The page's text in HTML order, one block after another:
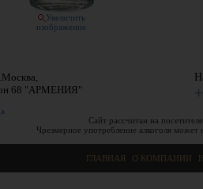
Увеличить
изображение
68 "АРМЕНИЯ"
Сайт рассчитан на
Чрезмерное употребление алкоголя
ГЛАВНАЯ О КОМПАНИИ